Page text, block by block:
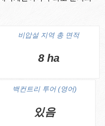
비압설 지역 총 면적
8 ha
백컨트리 투어 (영어)
있음